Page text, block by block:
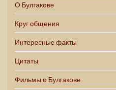
О Булгакове
Круг общения
Интересные факты
Цитаты
Фильмы о Булгакове